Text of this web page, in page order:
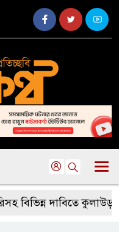
দাবিতে কুলাউড়ায়